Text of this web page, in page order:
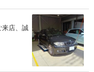
来店、誠